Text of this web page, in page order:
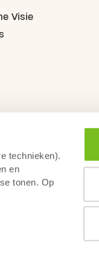
technieken).
en
tonen. Op
Visie
Voorwaarden